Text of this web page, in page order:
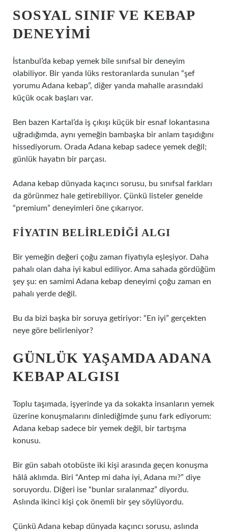
SOSYAL SINIF VE KEBAP
DENEYIMI
İstanbul’da kebap yemek bile sınıfsal bir deneyim
olabiliyor. Bir yanda lüks restoranlarda sunulan “şef
yorumu Adana kebap”, diğer yanda mahalle arasındaki
küçük ocak başları var.
Ben bazen Kartal’da iş çıkışı küçük bir esnaf lokantasına
uğradığımda, aynı yemeğin bambaşka bir anlam taşıdığını
hissediyorum. Orada Adana kebap sadece yemek değil;
günlük hayatın bir parçası.
Adana kebap dünyada kaçıncı sorusu, bu sınıfsal farkları
da görünmez hale getirebiliyor. Çünkü listeler genelde
“premium” deneyimleri öne çıkarıyor.
FIYATIN BELIRLEDIĞI ALGI
Bir yemeğin değeri çoğu zaman fiyatıyla eşleşiyor. Daha
pahalı olan daha iyi kabul ediliyor. Ama sahada gördüğüm
şey şu: en samimi Adana kebap deneyimi çoğu zaman en
pahalı yerde değil.
Bu da bizi başka bir soruya getiriyor: “En iyi” gerçekten
neye göre belirleniyor?
GÜNLÜK YAŞAMDA ADANA
KEBAP ALGISI
Toplu taşımada, işyerinde ya da sokakta insanların yemek
üzerine konuşmalarını dinlediğimde şunu fark ediyorum:
Adana kebap sadece bir yemek değil, bir tartışma
konusu.
Bir gün sabah otobüste iki kişi arasında geçen konuşma
hâlâ aklımda. Biri “Antep mi daha iyi, Adana mı?” diye
soruyordu. Diğeri ise “bunlar sıralanmaz” diyordu.
Aslında ikinci kişi çok önemli bir şey söylüyordu.
Çünkü Adana kebap dünyada kaçıncı sorusu, aslında